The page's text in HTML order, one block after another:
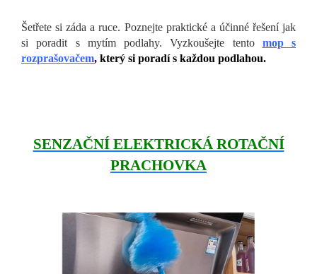
Šetřete si záda a ruce. Poznejte praktické a účinné řešení jak
si poradit s mytím podlahy. Vyzkoušejte tento
mop s
rozprašovačem, který si poradí s každou podlahou.
SENZAČNÍ ELEKTRICKÁ ROTAČNÍ
PRACHOVKA